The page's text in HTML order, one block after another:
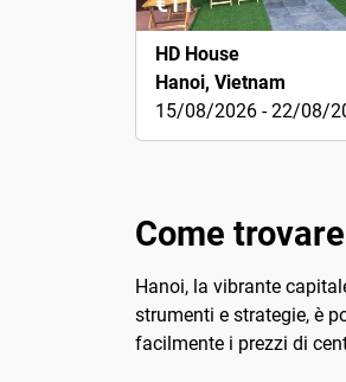
HD House
Hanoi, Vietnam
15/08/2026 - 22/08/
Come
Hanoi, la vibrante
strumenti e strategie, è
facilmente i prezzi di